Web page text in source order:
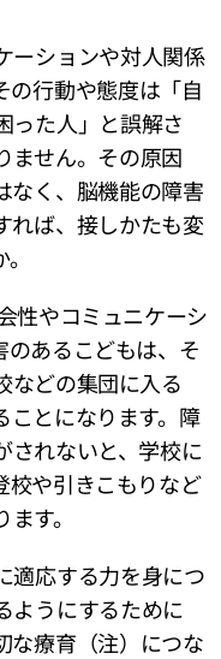
ーションや対人関係
の行動や態度は「自
った人」と誤解さ
ません。その原因
なく、脳機能の障害
れば、接しかたも変
性やコミュニケーシ
のあるこどもは、そ
などの集団に入る
ことになります。障
されないと、学校に
校や引きこもりなど
す。
適応する力を身につ
ようにするために
な療育（注）につな